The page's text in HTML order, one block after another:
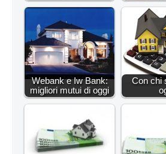
Webank e Iw Bank:
migliori mutui di oggi
Con chi